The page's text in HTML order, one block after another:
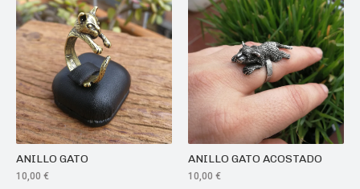
ANILLO GATO
10,00 €
ANILLO GATO ACOSTADO
10,00 €